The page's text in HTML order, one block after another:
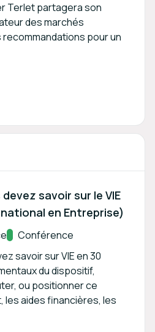
Terlet partagera son
des marchés
pour un
savoir sur le VIE
en Entreprise)
Track:
Conférence
savoir sur VIE en 30
du dispositif,
ou positionner ce
les aides financières, les